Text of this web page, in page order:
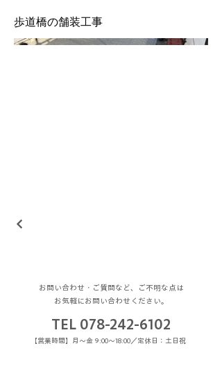
歩道橋の舗装工事
お問い合わせ・ご質問など、ご不明な点は
お気軽にお問い合わせください。
TEL 078-242-6102
【営業時間】月〜金 9:00～18:00／定休日：土日祝